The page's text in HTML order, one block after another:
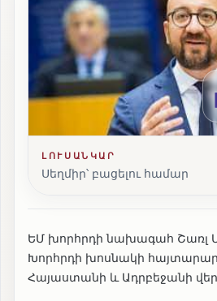
ԼՈՒՍԱՆԿԱՐ
Սեղմիր՝ բացելու համար
ԵՄ խորհրդի նախագահ Շառլ
Խորհրդի խոսնակի
Հայաստանի և Ադրբեջանի